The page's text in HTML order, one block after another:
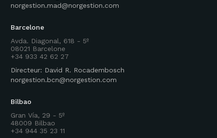
norgestion.mad@norgestion.com
Barcelone
Avda. Diagonal, 618 - 5º
08021 Barcelone
+34 933 42 62 27
Directeur: David R. Rocadembosch
norgestion.bcn@norgestion.com
Bilbao
Gran Vía, 29 - 5º
48009 Bilbao
+34 944 35 23 11